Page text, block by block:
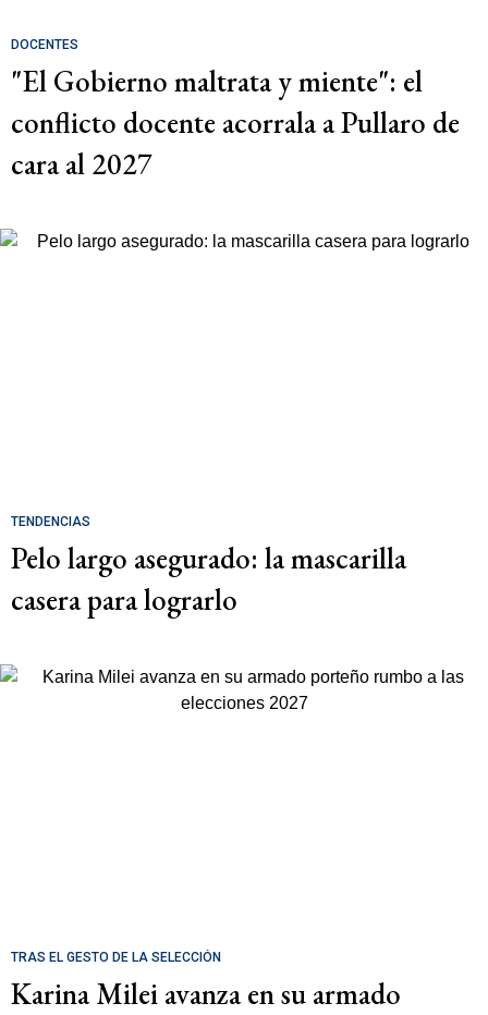
DOCENTES
"El Gobierno maltrata y miente": el
conflicto docente acorrala a Pullaro de
cara al 2027
TENDENCIAS
Pelo largo asegurado: la mascarilla
casera para lograrlo
TRAS EL GESTO DE LA SELECCIÓN
Karina Milei avanza en su armado